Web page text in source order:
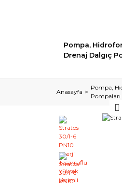
Pompa,
Drenaj Dalgıç
Anasayfa
Pompa,
Pompaları